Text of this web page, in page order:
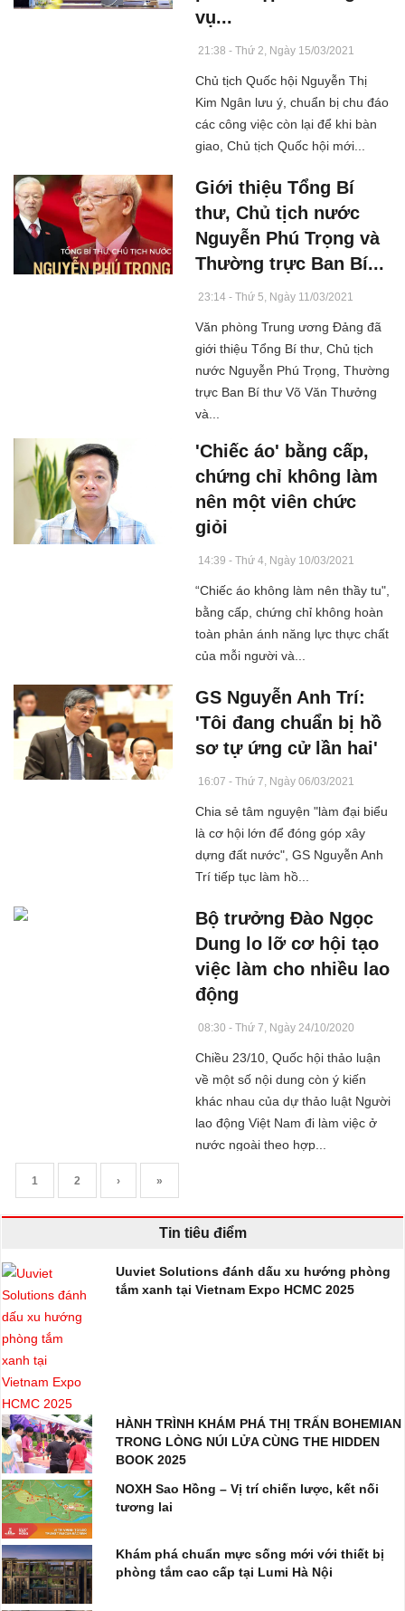
vụ...
21:38 - Thứ 2, Ngày 15/03/2021
Chủ tịch Quốc hội Nguyễn Thị
Kim Ngân lưu ý, chuẩn bị chu đáo
các công việc còn lại để khi bàn
giao, Chủ tịch Quốc hội mới...
Giới thiệu Tổng Bí
thư, Chủ tịch nước
Nguyễn Phú Trọng và
Thường trực Ban Bí...
23:14 - Thứ 5, Ngày 11/03/2021
Văn phòng Trung ương Đảng đã
giới thiệu Tổng Bí thư, Chủ tịch
nước Nguyễn Phú Trọng, Thường
trực Ban Bí thư Võ Văn Thưởng
và...
'Chiếc áo' bằng cấp,
chứng chỉ không làm
nên một viên chức
giỏi
14:39 - Thứ 4, Ngày 10/03/2021
“Chiếc áo không làm nên thầy tu",
bằng cấp, chứng chỉ không hoàn
toàn phản ánh năng lực thực chất
của mỗi người và...
GS Nguyễn Anh Trí:
'Tôi đang chuẩn bị hồ
sơ tự ứng cử lần hai'
16:07 - Thứ 7, Ngày 06/03/2021
Chia sẻ tâm nguyện "làm đại biểu
là cơ hội lớn để đóng góp xây
dựng đất nước", GS Nguyễn Anh
Trí tiếp tục làm hồ...
Bộ trưởng Đào Ngọc
Dung lo lỡ cơ hội tạo
việc làm cho nhiều lao
động
08:30 - Thứ 7, Ngày 24/10/2020
Chiều 23/10, Quốc hội thảo luận
về một số nội dung còn ý kiến
khác nhau của dự thảo luật Người
lao động Việt Nam đi làm việc ở
nước ngoài theo hợp...
1 2 › »
Tin tiêu điểm
Uuviet Solutions đánh dấu xu hướng phòng
tắm xanh tại Vietnam Expo HCMC 2025
HÀNH TRÌNH KHÁM PHÁ THỊ TRẤN BOHEMIAN
TRONG LÒNG NÚI LỬA CÙNG THE HIDDEN
BOOK 2025
NOXH Sao Hồng – Vị trí chiến lược, kết nối
tương lai
Khám phá chuẩn mực sống mới với thiết bị
phòng tắm cao cấp tại Lumi Hà Nội